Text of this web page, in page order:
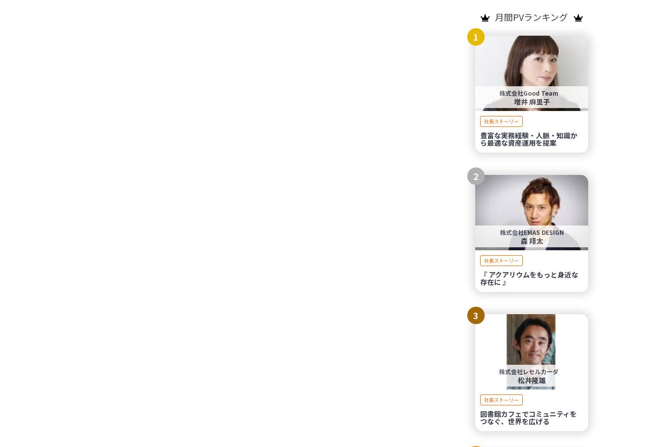
月間PVランキング
1
株式会社Good Team
増井 麻里子
社長ストーリー
豊富な実務経験・人脈・知識か
ら最適な資産運用を提案
2
株式会社EMAS DESIGN
森 翔太
社長ストーリー
『 アクアリウムをもっと身近な
存在に 』
3
株式会社レセルカーダ
松井隆雄
社長ストーリー
図書館カフェでコミュニティを
つなぐ、世界を広げる